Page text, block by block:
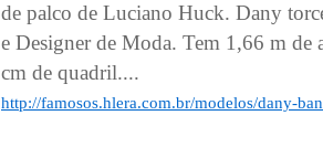
de palco de Luciano Huck. Dany
e Designer de Moda. Tem 1,66 m
cm de quadril....
http://famosos.hlera.com.br/modelos/dany-